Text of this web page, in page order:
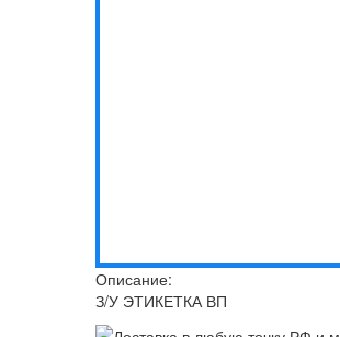
Описание:
З/У ЭТИКЕТКА ВП